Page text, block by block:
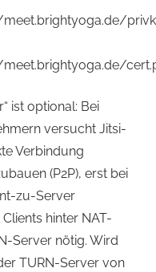
ist optional: Bei
versucht Jitsi-
Verbindung
(P2P), erst bei
zu-Server
hinter NAT-
Server nötig. Wird
TURN-Server von